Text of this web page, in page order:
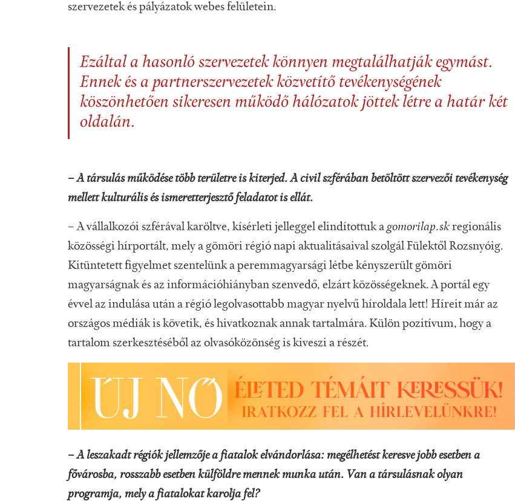
szervezetek és pályázatok webes felületein.
Ezáltal a hasonló szervezetek könnyen megtalálhatják egymást.
Ennek és a partnerszervezetek közvetítő tevékenységének
köszönhetően sikeresen működő hálózatok jöttek létre a határ két
oldalán.
–A társulás működése több területre is kiterjed. A civil szférában betöltött szervezői tevékenység
mellett kulturális és ismeretterjesztő feladatot is ellát.
– A vállalkozói szférával karöltve, kísérleti jelleggel elindítottuk a gomorilap.sk regionális
közösségi hírportált, mely a gömöri régió napi aktualitásaival szolgál Fülektől Rozsnyóig.
Kitüntetett figyelmet szentelünk a peremmagyarsági létbe kényszerült gömöri
magyarságnak és az információhiányban szenvedő, elzárt közösségeknek. A portál egy
évvel az indulása után a régió legolvasottabb magyar nyelvű híroldala lett! Híreit már az
országos médiák is követik, és hivatkoznak annak tartalmára. Külön pozitívum, hogy a
tartalom szerkesztéséből az olvasóközönség is kiveszi a részét.
–A leszakadt régiók jellemzője a fiatalok elvándorlása: megélhetést keresve jobb esetben a
fővárosba, rosszabb esetben külföldre mennek munka után. Van a társulásnak olyan
programja, mely a fiatalokat karolja fel?